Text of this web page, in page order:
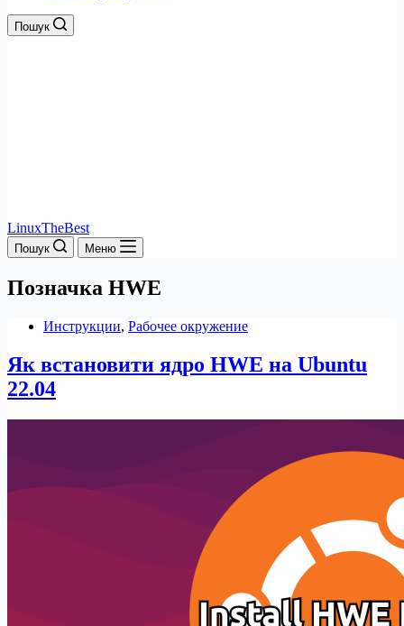
Пошук
LinuxTheBest
Пошук Меню
Позначка HWE
Инструкции, Рабочее окружение
Як встановити ядро HWE на Ubuntu
22.04